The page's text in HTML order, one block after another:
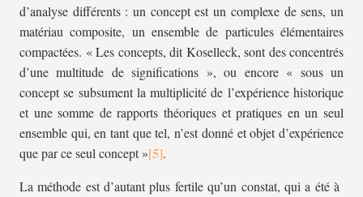
d’analyse différents : un concept est un complexe de sens, un
matériau composite, un ensemble de particules élémentaires
compactées. « Les concepts, dit Koselleck, sont des concentrés
d’une multitude de significations », ou encore « sous un
concept se subsument la multiplicité de l’expérience historique
et une somme de rapports théoriques et pratiques en un seul
ensemble qui, en tant que tel, n’est donné et objet d’expérience
que par ce seul concept »
.
La méthode est d’autant plus fertile qu’un constat, qui a été à